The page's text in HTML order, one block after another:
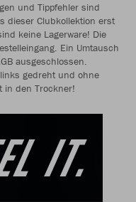
und Tippfehler sind
dieser Clubkollektion erst
keine Lagerware! Die
Ein Umtausch
ausgeschlossen.
gedreht und ohne
in den Trockner!